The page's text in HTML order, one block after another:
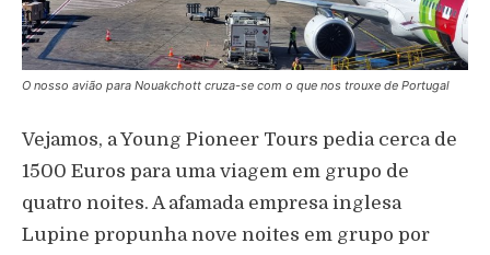
O nosso avião para Nouakchott cruza-se com o que nos trouxe de Portugal
Vejamos, a Young Pioneer Tours pedia cerca de
1500 Euros para uma viagem em grupo de
quatro noites. A afamada empresa inglesa
Lupine propunha nove noites em grupo por